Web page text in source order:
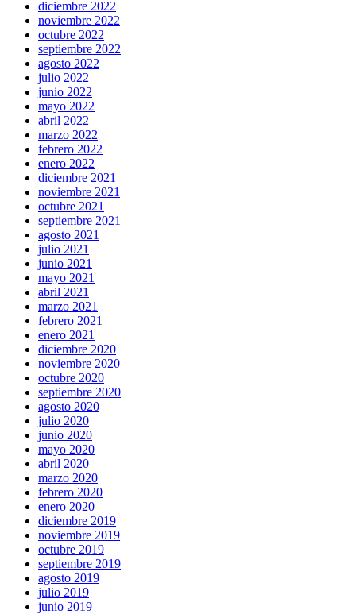
diciembre 2022
noviembre 2022
octubre 2022
septiembre 2022
agosto 2022
julio 2022
junio 2022
mayo 2022
abril 2022
marzo 2022
febrero 2022
enero 2022
diciembre 2021
noviembre 2021
octubre 2021
septiembre 2021
agosto 2021
julio 2021
junio 2021
mayo 2021
abril 2021
marzo 2021
febrero 2021
enero 2021
diciembre 2020
noviembre 2020
octubre 2020
septiembre 2020
agosto 2020
julio 2020
junio 2020
mayo 2020
abril 2020
marzo 2020
febrero 2020
enero 2020
diciembre 2019
noviembre 2019
octubre 2019
septiembre 2019
agosto 2019
julio 2019
junio 2019